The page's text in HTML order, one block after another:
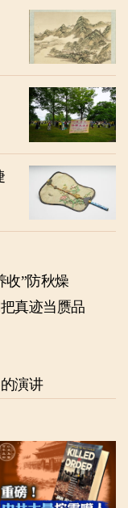
道重“养收”防秋燥
真迹当赝品
演讲